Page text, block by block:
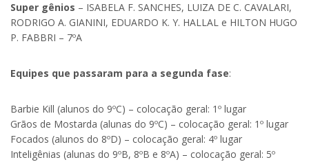
Super gênios – ISABELA F. SANCHES, LUIZA DE C. CAVALARI,
RODRIGO A. GIANINI, EDUARDO K. Y. HALLAL e HILTON HUGO
P. FABBRI – 7ºA
Equipes que passaram para a segunda fase:
Barbie Kill (alunos do 9ºC) – colocação geral: 1º lugar
Grãos de Mostarda (alunas do 9ºC) – colocação geral: 1º lugar
Focados (alunos do 8ºD) – colocação geral: 4º lugar
Inteligênias (alunas do 9ºB, 8ºB e 8ºA) – colocação geral: 5º